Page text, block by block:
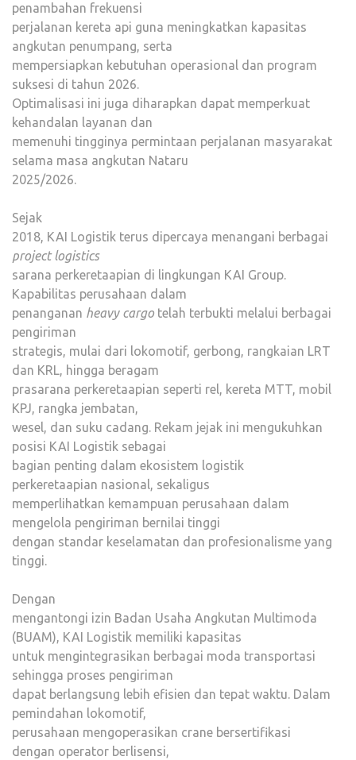
penambahan frekuensi
perjalanan kereta api guna meningkatkan kapasitas
angkutan penumpang, serta
mempersiapkan kebutuhan operasional dan program
suksesi di tahun 2026.
Optimalisasi ini juga diharapkan dapat memperkuat
kehandalan layanan dan
memenuhi tingginya permintaan perjalanan masyarakat
selama masa angkutan Nataru
2025/2026.
Sejak
2018, KAI Logistik terus dipercaya menangani berbagai
project logistics
sarana perkeretaapian di lingkungan KAI Group.
Kapabilitas perusahaan dalam
penanganan heavy cargo telah terbukti melalui berbagai
pengiriman
strategis, mulai dari lokomotif, gerbong, rangkaian LRT
dan KRL, hingga beragam
prasarana perkeretaapian seperti rel, kereta MTT, mobil
KPJ, rangka jembatan,
wesel, dan suku cadang. Rekam jejak ini mengukuhkan
posisi KAI Logistik sebagai
bagian penting dalam ekosistem logistik
perkeretaapian nasional, sekaligus
memperlihatkan kemampuan perusahaan dalam
mengelola pengiriman bernilai tinggi
dengan standar keselamatan dan profesionalisme yang
tinggi.
Dengan
mengantongi izin Badan Usaha Angkutan Multimoda
(BUAM), KAI Logistik memiliki kapasitas
untuk mengintegrasikan berbagai moda transportasi
sehingga proses pengiriman
dapat berlangsung lebih efisien dan tepat waktu. Dalam
pemindahan lokomotif,
perusahaan mengoperasikan crane bersertifikasi
dengan operator berlisensi,